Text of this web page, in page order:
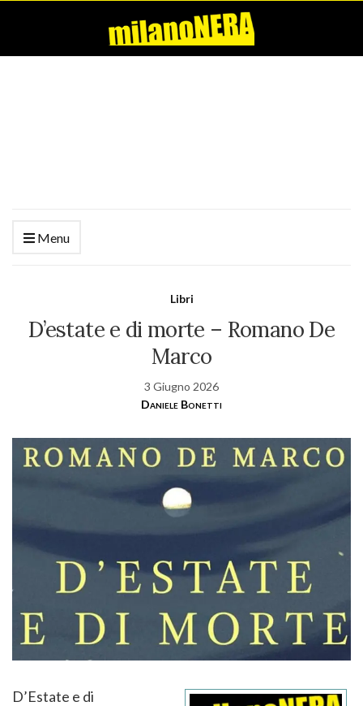
Menu
Libri
D’estate e di morte – Romano De
Marco
3 Giugno 2026
Daniele Bonetti
D’Estate e di